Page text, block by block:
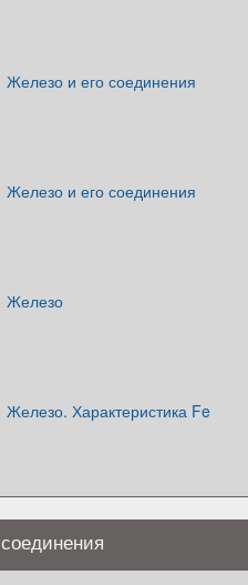
Железо и его соединения
Железо и его соединения
Железо
Железо. Характеристика Fe